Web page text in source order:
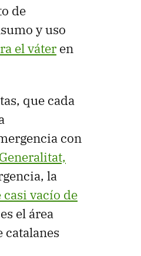
de
y uso
el váter en
que cada
con
la
casi vacío de
el área